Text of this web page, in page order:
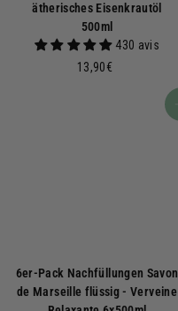
ätherisches Eisenkrautöl
500ml
430 avis
13,90€
6er-Pack Nachfüllungen Savon
de Marseille flüssig - Verveine